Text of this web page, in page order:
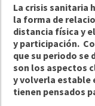
La crisis sanitaria
la forma de
distancia física y
y participación.
que su periodo se
son los aspectos
y volverla estable
tienen pensados